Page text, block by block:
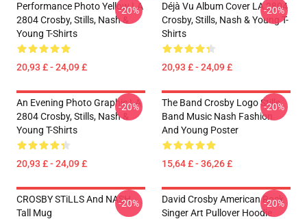
Performance Photo Yellow LA
2804 Crosby, Stills, Nash &
Young T-Shirts
20,93 £ - 24,09 £
-20%
Déjà Vu Album Cover LA 2804
Crosby, Stills, Nash & Young T-
Shirts
20,93 £ - 24,09 £
-20%
An Evening Photo Graphic LA
2804 Crosby, Stills, Nash &
Young T-Shirts
20,93 £ - 24,09 £
-20%
The Band Crosby Logo Stills
Band Music Nash Fashion
And Young Poster
15,64 £ - 36,26 £
-20%
CROSBY STiLLS And NASH
Tall Mug
-20%
David Crosby American Rock
Singer Art Pullover Hoodie
-20%